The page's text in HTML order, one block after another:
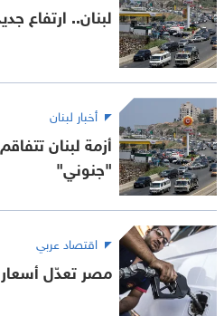
لبنان.. ارتفاع
أخبار لبنان
أزمة لبنان
"جنوني"
اقتصاد عربي
مصر تعدّل